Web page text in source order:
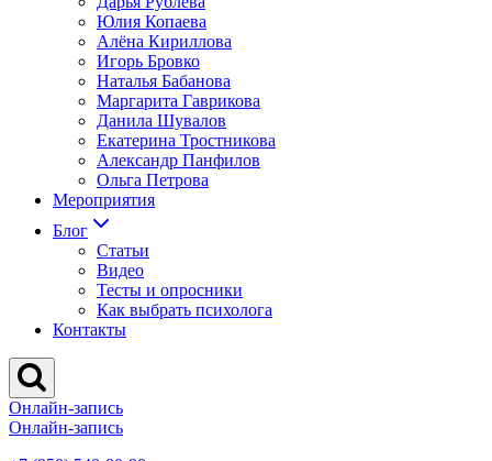
Юлия Копаева
Алёна Кириллова
Игорь Бровко
Наталья Бабанова
Маргарита Гаврикова
Данила Шувалов
Екатерина Тростникова
Александр Панфилов
Ольга Петрова
Мероприятия
Блог
Статьи
Видео
Тесты и опросники
Как выбрать психолога
Контакты
Онлайн-запись
Онлайн-запись